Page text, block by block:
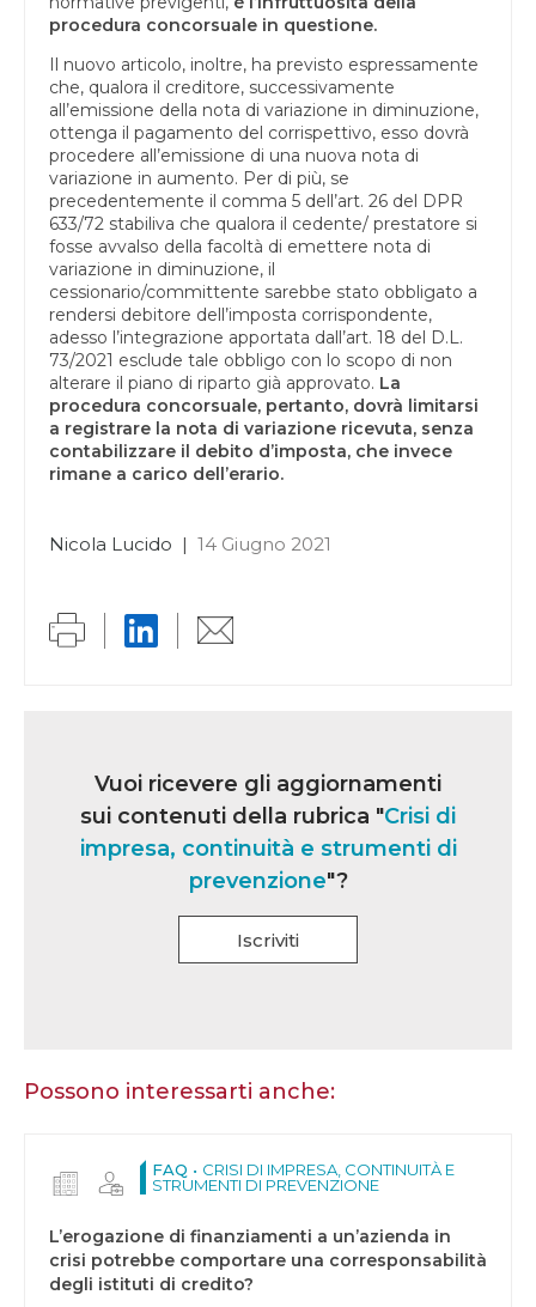
procedura concorsuale in questione.
Il nuovo articolo, inoltre, ha previsto espressamente
che, qualora il creditore, successivamente
all’emissione della nota di variazione in diminuzione,
ottenga il pagamento del corrispettivo, esso dovrà
procedere all’emissione di una nuova nota di
variazione in aumento. Per di più, se
precedentemente il comma 5 dell’art. 26 del DPR
633/72 stabiliva che qualora il cedente/ prestatore si
fosse avvalso della facoltà di emettere nota di
variazione in diminuzione, il
cessionario/committente sarebbe stato obbligato a
rendersi debitore dell’imposta corrispondente,
adesso l’integrazione apportata dall’art. 18 del D.L.
73/2021 esclude tale obbligo con lo scopo di non
alterare il piano di riparto già approvato. La
procedura concorsuale, pertanto, dovrà limitarsi
a registrare la nota di variazione ricevuta, senza
contabilizzare il debito d’imposta, che invece
rimane a carico dell’erario.
Nicola Lucido | 14 Giugno 2021
iscrizione
rubrica
Vuoi ricevere gli aggiornamenti
sui contenuti della rubrica "Crisi di
impresa, continuità e strumenti di
prevenzione"?
Iscriviti
essere
campo
Possono interessarti anche:
FAQ • CRISI DI IMPRESA, CONTINUITÀ E
STRUMENTI DI PREVENZIONE
L’erogazione di finanziamenti a un’azienda in
crisi potrebbe comportare una corresponsabilità
degli istituti di credito?